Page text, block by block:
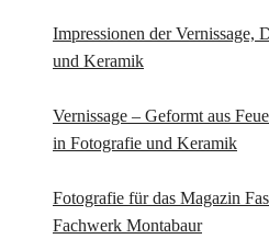
Impressionen der Vernissage,
und Keramik
Vernissage – Geformt aus
in Fotografie und Keramik
Fotografie für das Magazin
Fachwerk Montabaur